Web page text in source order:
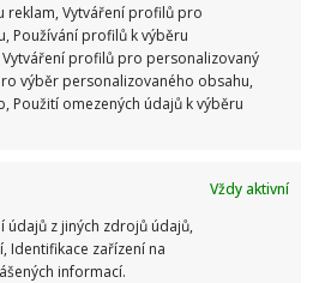
reklam, Vytváření profilů pro
Používání profilů k výběru
profilů pro personalizovaný
výběr personalizovaného obsahu,
Použití omezených údajů k výběru
Vždy aktivní
údajů z jiných zdrojů údajů,
Identifikace zařízení na
informací.